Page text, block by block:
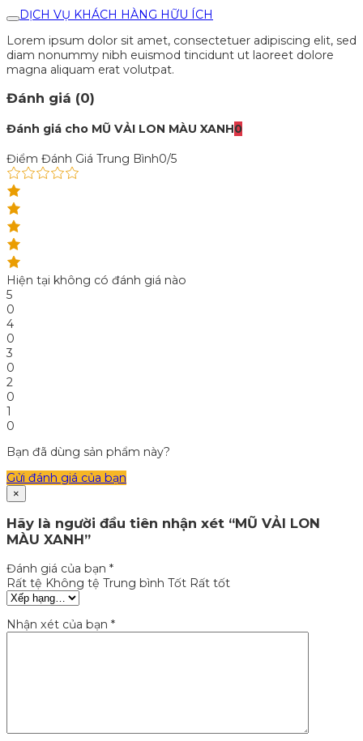
DỊCH VỤ KHÁCH HÀNG HỮU ÍCH
Lorem ipsum dolor sit amet, consectetuer adipiscing elit, sed
diam nonummy nibh euismod tincidunt ut laoreet dolore
magna aliquam erat volutpat.
Đánh giá (0)
Đánh giá cho MŨ VẢI LON MÀU XANH0
Điểm Đánh Giá Trung Bình0/5
Hiện tại không có đánh giá nào
5
0
4
0
3
0
2
0
1
0
Bạn đã dùng sản phẩm này?
Gửi đánh giá của bạn
×
Hãy là người đầu tiên nhận xét “MŨ VẢI LON
MÀU XANH”
Đánh giá của bạn *
Rất tệ Không tệ Trung bình Tốt Rất tốt
Nhận xét của bạn *